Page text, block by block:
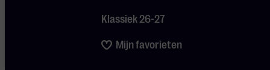
Klassiek 26-27
Mijn favorieten